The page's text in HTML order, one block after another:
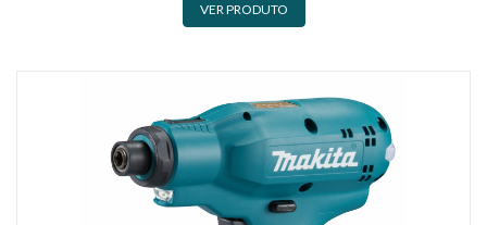
VER PRODUTO